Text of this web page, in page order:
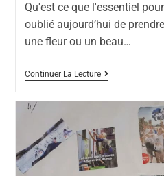
Qu'est ce que l'essentiel
oublié aujourd’hui de
une fleur ou un beau…
Continuer La Lecture